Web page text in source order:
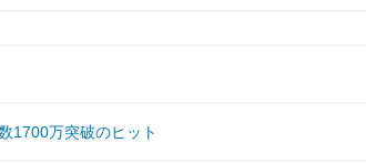
1700万突破のヒット